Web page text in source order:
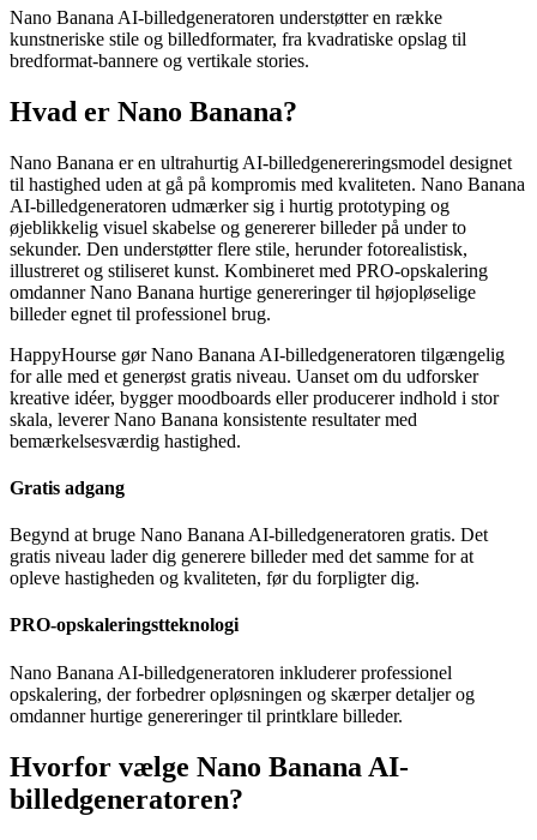
Nano Banana AI-billedgeneratoren understøtter en række
kunstneriske stile og billedformater, fra kvadratiske opslag til
bredformat-bannere og vertikale stories.
Hvad er Nano Banana?
Nano Banana er en ultrahurtig AI-billedgenereringsmodel designet
til hastighed uden at gå på kompromis med kvaliteten. Nano Banana
AI-billedgeneratoren udmærker sig i hurtig prototyping og
øjeblikkelig visuel skabelse og genererer billeder på under to
sekunder. Den understøtter flere stile, herunder fotorealistisk,
illustreret og stiliseret kunst. Kombineret med PRO-opskalering
omdanner Nano Banana hurtige genereringer til højopløselige
billeder egnet til professionel brug.
HappyHourse gør Nano Banana AI-billedgeneratoren tilgængelig
for alle med et generøst gratis niveau. Uanset om du udforsker
kreative idéer, bygger moodboards eller producerer indhold i stor
skala, leverer Nano Banana konsistente resultater med
bemærkelsesværdig hastighed.
Gratis adgang
Begynd at bruge Nano Banana AI-billedgeneratoren gratis. Det
gratis niveau lader dig generere billeder med det samme for at
opleve hastigheden og kvaliteten, før du forpligter dig.
PRO-opskaleringstteknologi
Nano Banana AI-billedgeneratoren inkluderer professionel
opskalering, der forbedrer opløsningen og skærper detaljer og
omdanner hurtige genereringer til printklare billeder.
Hvorfor vælge Nano Banana AI-
billedgeneratoren?